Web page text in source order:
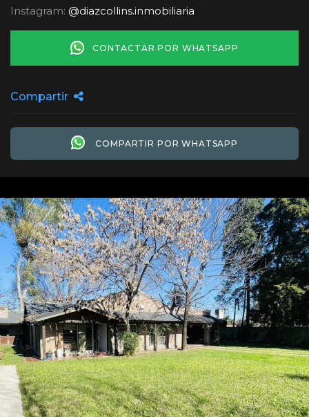
Instagram: @diazcollins.inmobiliaria
CONTACTAR POR WHATSAPP
Compartir
COMPARTIR POR WHATSAPP